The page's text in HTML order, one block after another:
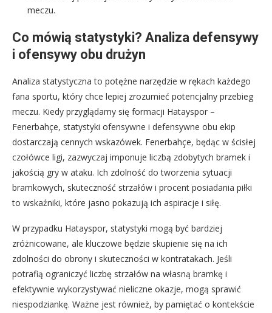
meczu.
Co mówią statystyki? Analiza defensywy
i ofensywy obu drużyn
Analiza statystyczna to potężne narzędzie w rękach każdego
fana sportu, który chce lepiej zrozumieć potencjalny przebieg
meczu. Kiedy przyglądamy się formacji Hatayspor –
Fenerbahçe, statystyki ofensywne i defensywne obu ekip
dostarczają cennych wskazówek. Fenerbahçe, będąc w ścisłej
czołówce ligi, zazwyczaj imponuje liczbą zdobytych bramek i
jakością gry w ataku. Ich zdolność do tworzenia sytuacji
bramkowych, skuteczność strzałów i procent posiadania piłki
to wskaźniki, które jasno pokazują ich aspiracje i siłę.
W przypadku Hatayspor, statystyki mogą być bardziej
zróżnicowane, ale kluczowe będzie skupienie się na ich
zdolności do obrony i skuteczności w kontratakach. Jeśli
potrafią ograniczyć liczbę strzałów na własną bramkę i
efektywnie wykorzystywać nieliczne okazje, mogą sprawić
niespodziankę. Ważne jest również, by pamiętać o kontekście